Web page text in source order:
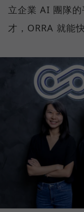
立企業 AI 團隊
才，ORRA 就能